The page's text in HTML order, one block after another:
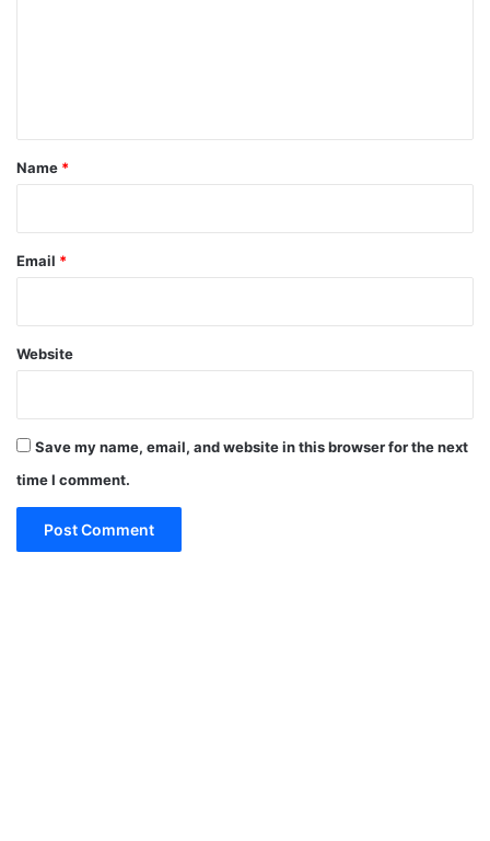
*
Name *
Email *
Website
Save my name, email, and website in this browser for the next
time I comment.